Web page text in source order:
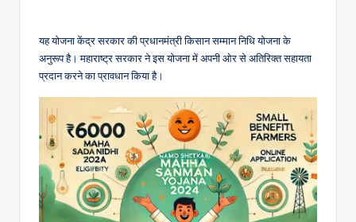
यह योजना केंद्र सरकार की प्रधानमंत्री किसान सम्मान निधि योजना के
अनुरूप है। महाराष्ट्र सरकार ने इस योजना में अपनी ओर से अतिरिक्त सहायता
प्रदान करने का प्रावधान किया है।